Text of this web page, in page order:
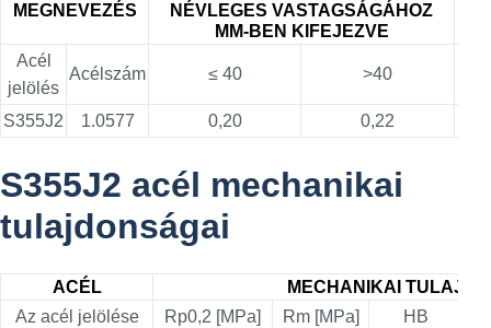
MEGNEVEZÉS
NÉVLEGES VASTAGSÁGÁHOZ
MM-BEN KIFEJEZVE
Acél
jelölés
Acélszám ≤ 40 >40
S355J2 1.0577 0,20 0,22
S355J2 acél mechanikai
tulajdonságai
ACÉL
MECHANIKAI
Az acél jelölése
Rp0,2 [MPa] Rm [MPa] HB